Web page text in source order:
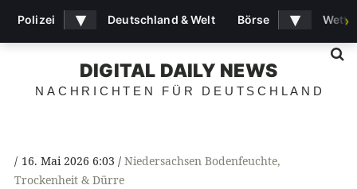
DIGITAL DAILY NEWS
NACHRICHTEN FÜR DEUTSCHLAND
16. Mai 2026 6:03 Niedersachsen Bodenfeuchte,
Trockenheit & Dürre
Polizei ▾ Deutschland & Welt Börse ▾ ›